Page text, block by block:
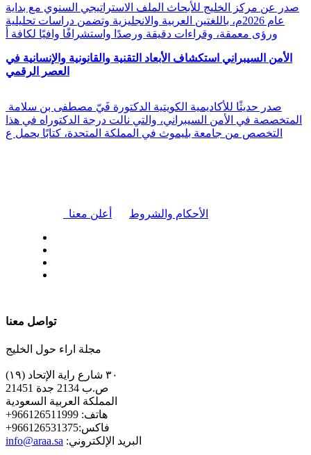
صدر عن مركز الخليج للأبحاث الملف الاستراتيجي السنوي مع بداية
عام 2026م، باللغتين العربية والانجليزية وتضمن دراسات تحليلية
ورؤى معمقة، وقراءات دقيقة ورصدًا واستشرافًا وافيًا لكافة أ
الأمن السيبراني استكشاف الأبعاد التقنية والقانونية والإنسانية في
العصر الرقمي
المتخصصة في الأمن السيبراني، والتي نالت درجة الدكتوراه في هذا
التخصص من جامعة بليموث في المملكة المتحدة، كتابًا يحمل ع
أعلن معنا الأحكام والشروط
تواصل معنا
مجلة اراء حول الخليج
٣٠ شارع راية الإتحاد (١٩)
ص.ب 2134 جدة 21451
المملكة العربية السعودية
+هاتف: 966126511999
+فاكس:966126531375
info@araa.sa :البريد الإلكتروني